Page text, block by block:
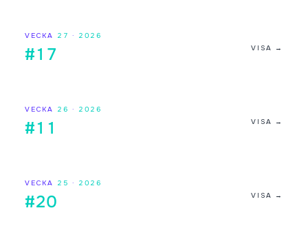
VECKA 27 · 2026
#17 VISA →
VECKA 26 · 2026
#11 VISA →
VECKA 25 · 2026
#20 VISA →